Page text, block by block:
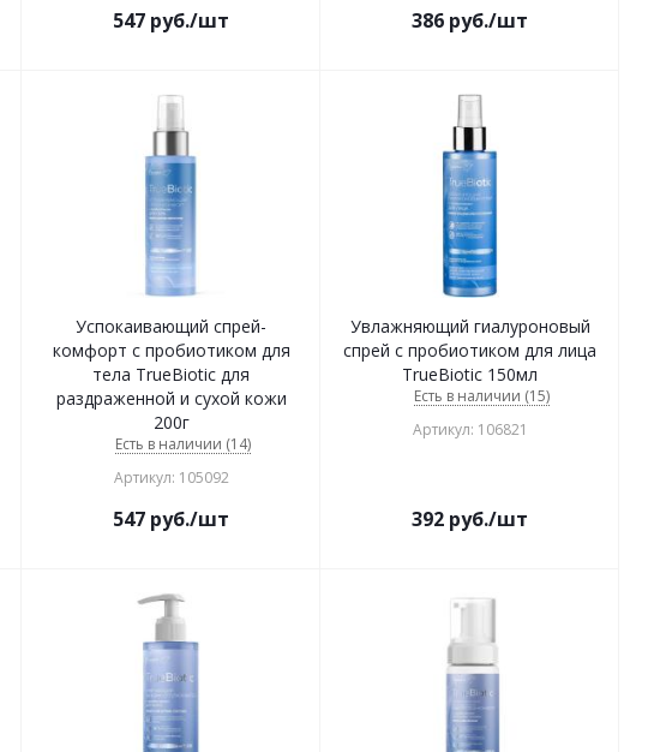
547 руб./шт 386 руб./шт
Успокаивающий спрей-
комфорт с пробиотиком для
тела TrueBiotic для
раздраженной и сухой кожи
200г
Есть в наличии (14)
Артикул: 105092
547 руб./шт
Увлажняющий гиалуроновый
спрей с пробиотиком для лица
TrueBiotic 150мл
Есть в наличии (15)
Артикул: 106821
392 руб./шт